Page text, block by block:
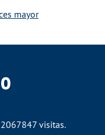
mayor
2067847 visitas.